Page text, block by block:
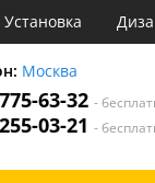
Установка
Москва
63-32 -
03-21 -